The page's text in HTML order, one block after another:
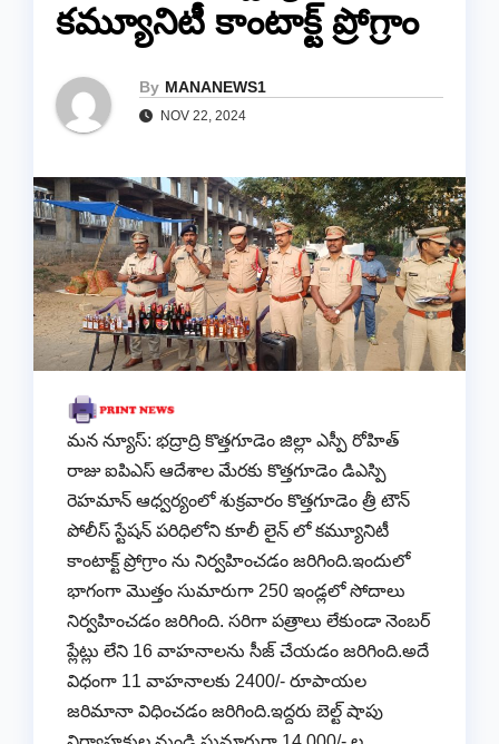
కమ్యూనిటీ కాంటాక్ట్ ప్రోగ్రాం
By MANANEWS1
NOV 22, 2024
మన న్యూస్: భద్రాద్రి కొత్తగూడెం జిల్లా ఎస్పీ రోహిత్
రాజు ఐపిఎస్ ఆదేశాల మేరకు కొత్తగూడెం డిఎస్పి
రెహమాన్ ఆధ్వర్యంలో శుక్రవారం కొత్తగూడెం త్రీ టౌన్
పోలీస్ స్టేషన్ పరిధిలోని కూలీ లైన్ లో కమ్యూనిటీ
కాంటాక్ట్ ప్రోగ్రాం ను నిర్వహించడం జరిగింది.ఇందులో
భాగంగా మొత్తం సుమారుగా 250 ఇండ్లలో సోదాలు
నిర్వహించడం జరిగింది. సరిగా పత్రాలు లేకుండా నెంబర్
ప్లేట్లు లేని 16 వాహనాలను సీజ్ చేయడం జరిగింది.అదే
విధంగా 11 వాహనాలకు 2400/- రూపాయల
జరిమానా విధించడం జరిగింది.ఇద్దరు బెల్ట్ షాపు